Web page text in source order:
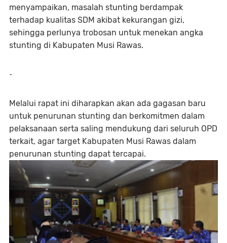
menyampaikan, masalah stunting berdampak
terhadap kualitas SDM akibat kekurangan gizi,
sehingga perlunya trobosan untuk menekan angka
stunting di Kabupaten Musi Rawas.
-
Melalui rapat ini diharapkan akan ada gagasan baru
untuk penurunan stunting dan berkomitmen dalam
pelaksanaan serta saling mendukung dari seluruh OPD
terkait, agar target Kabupaten Musi Rawas dalam
penurunan stunting dapat tercapai.